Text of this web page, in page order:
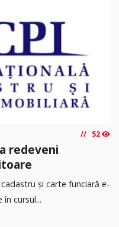
52
redeveni
și carte funciară e-
cursul...